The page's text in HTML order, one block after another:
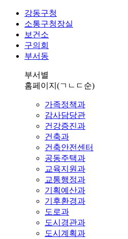
강동구청
소통구청장실
보건소
구의회
부서동
부서별
홈페이지 (ㄱㄴㄷ순)
가족정책과
감사담당관
건강증진과
건축과
건축안전센터
공동주택과
교육지원과
교통행정과
기획예산과
기후환경과
도로과
도시경관과
도시계획과